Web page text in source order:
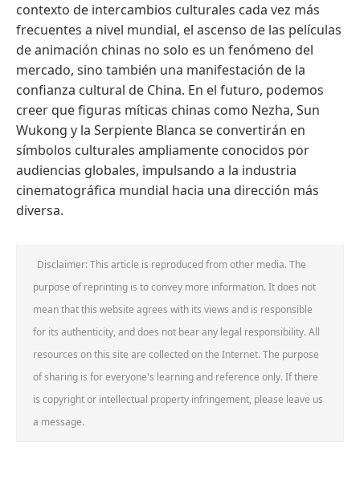
contexto de intercambios culturales cada vez más
frecuentes a nivel mundial, el ascenso de las películas
de animación chinas no solo es un fenómeno del
mercado, sino también una manifestación de la
confianza cultural de China. En el futuro, podemos
creer que figuras míticas chinas como Nezha, Sun
Wukong y la Serpiente Blanca se convertirán en
símbolos culturales ampliamente conocidos por
audiencias globales, impulsando a la industria
cinematográfica mundial hacia una dirección más
diversa.
Disclaimer: This article is reproduced from other media. The
purpose of reprinting is to convey more information. It does not
mean that this website agrees with its views and is responsible
for its authenticity, and does not bear any legal responsibility. All
resources on this site are collected on the Internet. The purpose
of sharing is for everyone's learning and reference only. If there
is copyright or intellectual property infringement, please leave us
a message.